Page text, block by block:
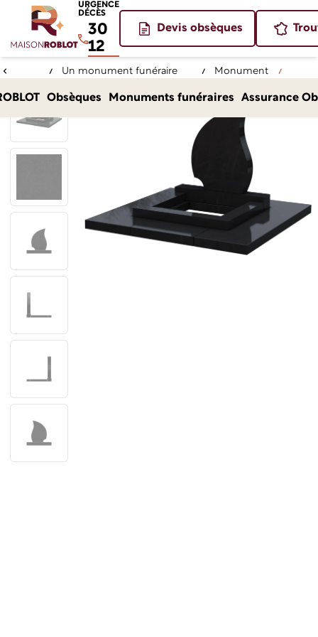
URGENCE
DÉCÈS
30
12
Devis obsèques
Obsèques Monuments funéraires Assurance
Un monument funéraire
Monument